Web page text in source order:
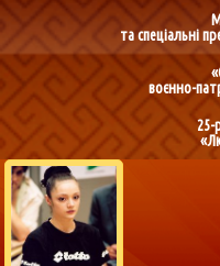
та спеціальні
воєнно-
25-